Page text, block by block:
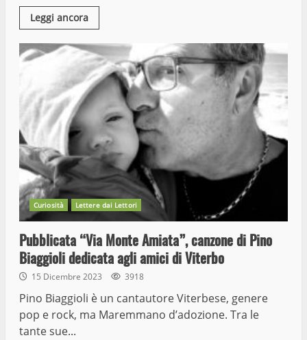
Leggi ancora
Curiosità Lettere dai Lettori
Pubblicata “Via Monte Amiata”, canzone di Pino
Biaggioli dedicata agli amici di Viterbo
15 Dicembre 2023 3918
Pino Biaggioli è un cantautore Viterbese, genere
pop e rock, ma Maremmano d’adozione. Tra le
tante sue...